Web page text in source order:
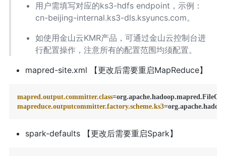
用户需填写对应的ks3-hdfs endpoint，示例：
cn-beijing-internal.ks3-dls.ksyuncs.com。
如使用金山云KMR产品，可通过金山云控制台进
行配置操作，注意所有的配置范围均须配置。
mapred-site.xml 【更改后需要重启MapReduce】
mapred.output.committer.class
mapreduce.outputcommitter.factory.scheme.ks3
spark-defaults 【更改后需要重启Spark】